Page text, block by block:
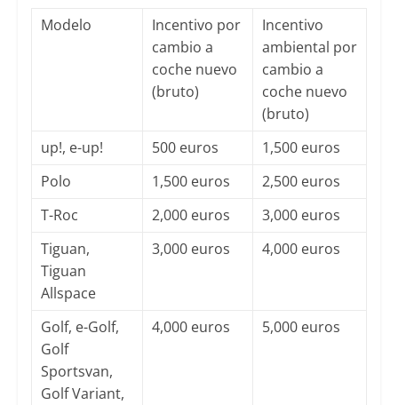
Modelo
Incentivo por
cambio a
coche nuevo
(bruto)
Incentivo
ambiental por
cambio a
coche nuevo
(bruto)
up!, e-up!
500 euros
1,500 euros
Polo
1,500 euros
2,500 euros
T-Roc
2,000 euros
3,000 euros
Tiguan,
Tiguan
Allspace
3,000 euros 4,000 euros
Golf, e-Golf,
Golf
Sportsvan,
Golf Variant,
4,000 euros 5,000 euros